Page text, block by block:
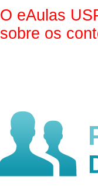
O eAulas
sobre os